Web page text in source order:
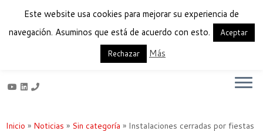
Français
Inicio » Noticias » Sin categoría » Instalaciones cerradas por fiestas
Este website usa cookies para mejorar su experiencia de
navegación. Asuminos que está de acuerdo con esto.
Aceptar
Rechazar
Más